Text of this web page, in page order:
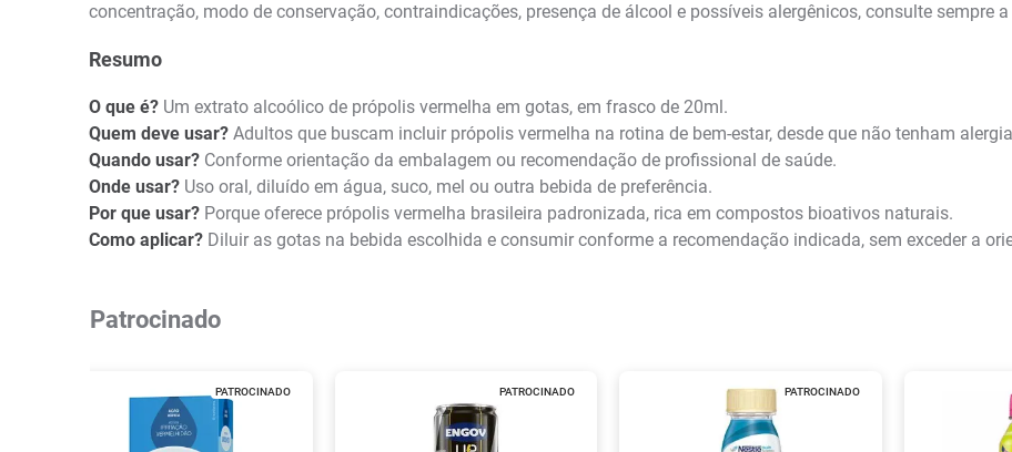
concentração, modo de conservação, contraindicações, presença de álcool e possíveis alergênicos, consulte sempre
Resumo
O que é? Um extrato alcoólico de própolis vermelha em gotas, em frasco de 20ml.
Quem deve usar? Adultos que buscam incluir própolis vermelha na rotina de bem-estar, desde que não tenham
Quando usar? Conforme orientação da embalagem ou recomendação de profissional de saúde.
Onde usar? Uso oral, diluído em água, suco, mel ou outra bebida de preferência.
Por que usar? Porque oferece própolis vermelha brasileira padronizada, rica em compostos bioativos naturais.
Como aplicar? Diluir as gotas na bebida escolhida e consumir conforme a recomendação indicada, sem exceder a
Patrocinado
PATROCINADO PATROCINADO PATROCINADO